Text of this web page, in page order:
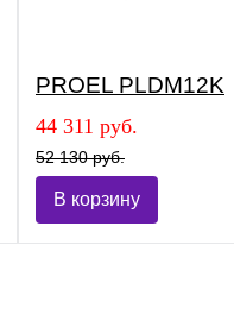
PROEL PLDM12K
44 311 руб.
52 130 руб.
В корзину